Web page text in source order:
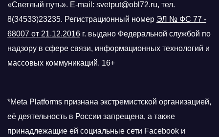
«Светлый путь». E-mail: svetput@obl72.ru, тел.
8(34533)23235. Регистрационный номер ЭЛ № ФС 77 -
68007 от 21.12.2016 г. выдано Федеральной службой по
надзору в сфере связи, информационных технологий и
массовых коммуникаций. 16+
*Meta Platforms признана экстремистской организацией,
её деятельность в России запрещена, а также
принадлежащие ей социальные сети Facebook и